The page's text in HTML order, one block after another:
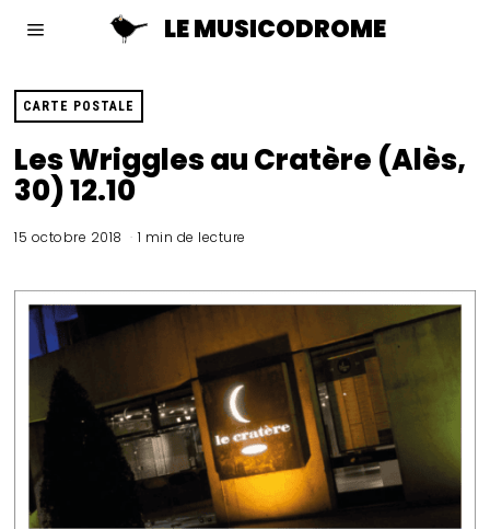
LE MUSICODROME
CARTE POSTALE
Les Wriggles au Cratère (Alès,
30) 12.10
15 octobre 2018 1 min de lecture